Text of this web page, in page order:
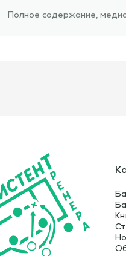
Полное содержание,